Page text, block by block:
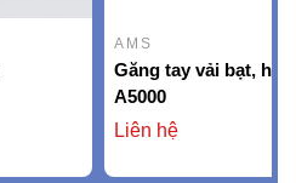
AMS
Găng tay vải bạt,
A5000
Liên hệ